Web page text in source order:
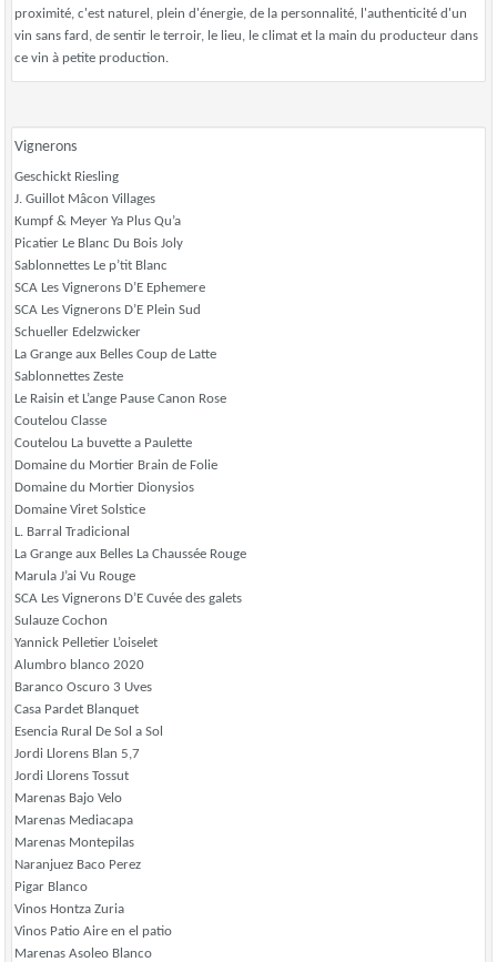
proximité, c'est naturel, plein d'énergie, de la personnalité, l'authenticité d'un
vin sans fard, de sentir le terroir, le lieu, le climat et la main du producteur dans
ce vin à petite production.
Vignerons
Geschickt Riesling
J. Guillot Mâcon Villages
Kumpf & Meyer Ya Plus Qu’a
Picatier Le Blanc Du Bois Joly
Sablonnettes Le p’tit Blanc
SCA Les Vignerons D’E Ephemere
SCA Les Vignerons D’E Plein Sud
Schueller Edelzwicker
La Grange aux Belles Coup de Latte
Sablonnettes Zeste
Le Raisin et L’ange Pause Canon Rose
Coutelou Classe
Coutelou La buvette a Paulette
Domaine du Mortier Brain de Folie
Domaine du Mortier Dionysios
Domaine Viret Solstice
L. Barral Tradicional
La Grange aux Belles La Chaussée Rouge
Marula J’ai Vu Rouge
SCA Les Vignerons D’E Cuvée des galets
Sulauze Cochon
Yannick Pelletier L’oiselet
Alumbro blanco 2020
Baranco Oscuro 3 Uves
Casa Pardet Blanquet
Esencia Rural De Sol a Sol
Jordi Llorens Blan 5,7
Jordi Llorens Tossut
Marenas Bajo Velo
Marenas Mediacapa
Marenas Montepilas
Naranjuez Baco Perez
Pigar Blanco
Vinos Hontza Zuria
Vinos Patio Aire en el patio
Marenas Asoleo Blanco